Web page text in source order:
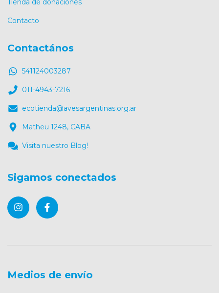
Tienda de donaciones
Contacto
Contactános
541124003287
011-4943-7216
ecotienda@avesargentinas.org.ar
Matheu 1248, CABA
Visita nuestro Blog!
Sigamos conectados
Medios de envío